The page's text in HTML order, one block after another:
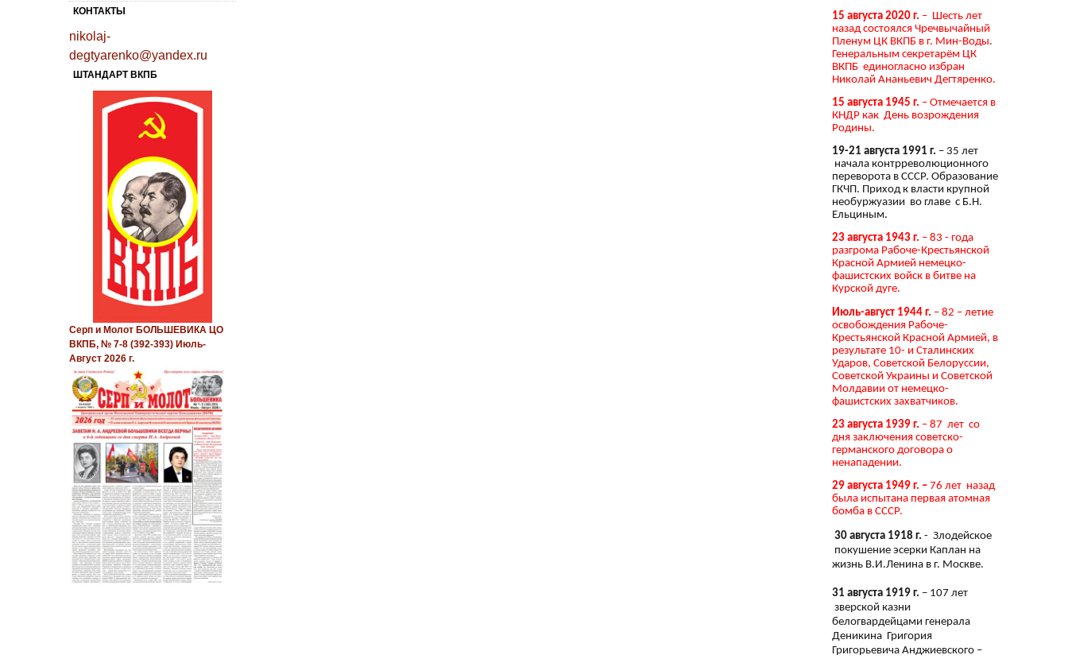
КОНТАКТЫ
nikolaj-
degtyarenko@yandex.ru
ШТАНДАРТ ВКПБ
Серп и Молот БОЛЬШЕВИКА ЦО
ВКПБ, № 7-8 (392-393) Июль-
Август 2026 г.
15 августа 2020 г. – Шесть лет
назад состоялся Чречвычайный
Пленум ЦК ВКПБ в г. Мин-Воды.
Генеральным секретарём ЦК
ВКПБ единогласно избран
Николай Ананьевич Дегтяренко.
15 августа 1945 г. – Отмечается в
КНДР как День возрождения
Родины.
19-21 августа 1991 г. – 35 лет
начала контрреволюционного
переворота в СССР. Образование
ГКЧП. Приход к власти крупной
необуржуазии во главе с Б.Н.
Ельциным.
23 августа 1943 г. – 83 - года
разгрома Рабоче-Крестьянской
Красной Армией немецко-
фашистских войск в битве на
Курской дуге.
Июль-август 1944 г. – 82 – летие
освобождения Рабоче-
Крестьянской Красной Армией, в
результате 10- и Сталинских
Ударов, Советской Белоруссии,
Советской Украины и Советской
Молдавии от немецко-
фашистских захватчиков.
23 августа 1939 г. – 87 лет со
дня заключения советско-
германского договора о
ненападении.
29 августа 1949 г. – 76 лет назад
была испытана первая атомная
бомба в СССР.
30 августа 1918 г. - Злодейское
покушение эсерки Каплан на
жизнь В.И.Ленина в г. Москве.
31 августа 1919 г. – 107 лет
зверской казни
белогвардейцами генерала
Деникина Григория
Григорьевича Анджиевского –